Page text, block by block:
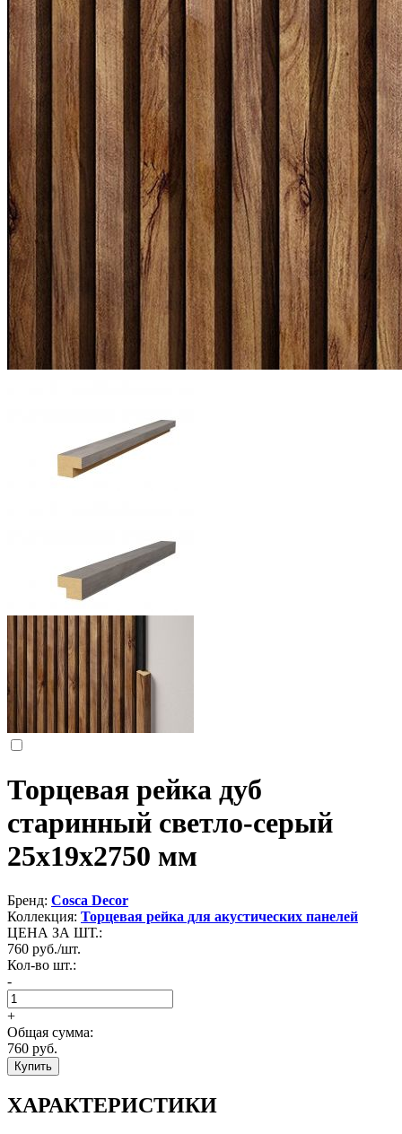
Торцевая рейка дуб
старинный светло-серый
25x19x2750 мм
Бренд: Cosca Decor
Коллекция: Торцевая рейка для акустических панелей
ЦЕНА ЗА ШТ.:
760 руб./шт.
Кол-во шт.:
-
+
Общая сумма:
760 руб.
Купить
ХАРАКТЕРИСТИКИ